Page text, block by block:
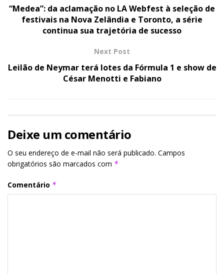
“Medea”: da aclamação no LA Webfest à seleção de
festivais na Nova Zelândia e Toronto, a série
continua sua trajetória de sucesso
Next Post
Leilão de Neymar terá lotes da Fórmula 1 e show de
César Menotti e Fabiano
Deixe um comentário
O seu endereço de e-mail não será publicado. Campos
obrigatórios são marcados com *
Comentário *